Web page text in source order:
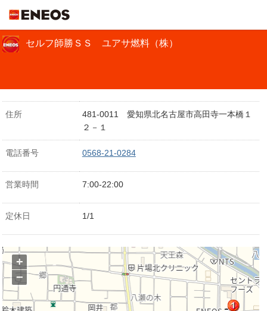
セルフ師勝ＳＳ ユアサ燃料（株）
住所
481-0011 愛知県北名古屋市高田寺一本橋１
２－１
電話番号 0568-21-0284
営業時間 7:00-22:00
定休日 1/1
+
−